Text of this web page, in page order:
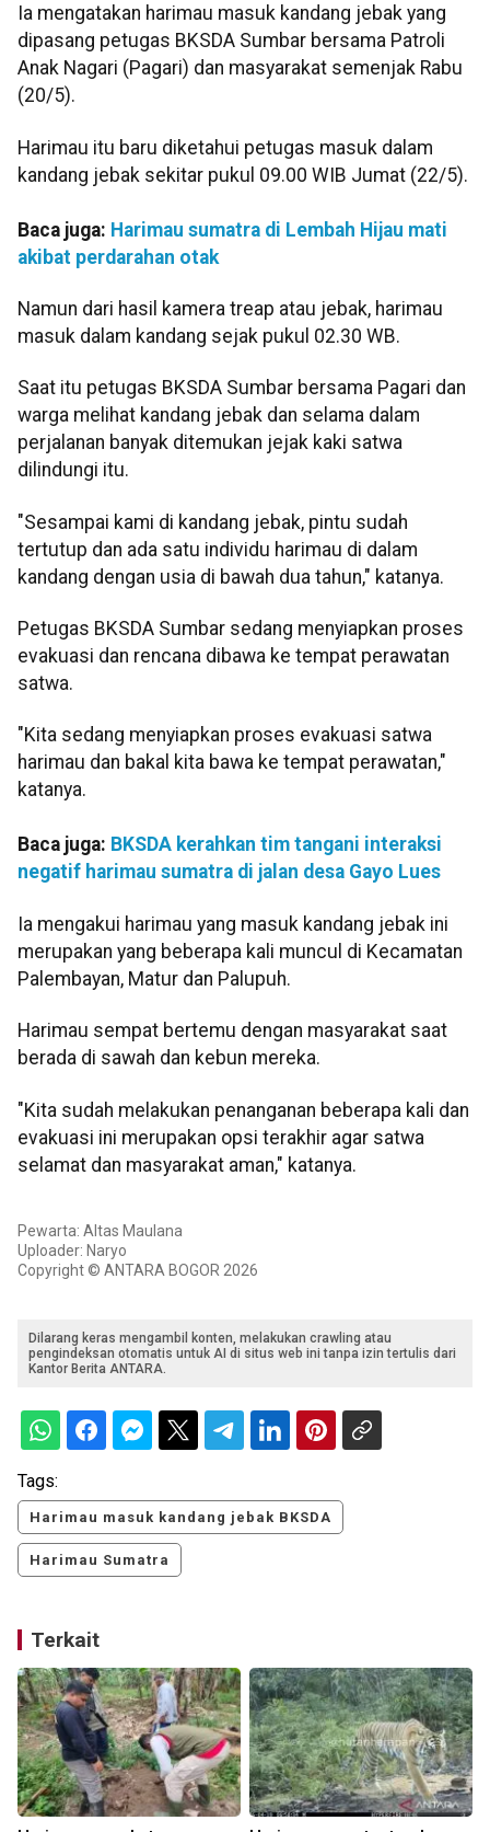
Ia mengatakan harimau masuk kandang jebak yang
dipasang petugas BKSDA Sumbar bersama Patroli
Anak Nagari (Pagari) dan masyarakat semenjak Rabu
(20/5).
Harimau itu baru diketahui petugas masuk dalam
kandang jebak sekitar pukul 09.00 WIB Jumat (22/5).
Baca juga: Harimau sumatra di Lembah Hijau mati
akibat perdarahan otak
Namun dari hasil kamera treap atau jebak, harimau
masuk dalam kandang sejak pukul 02.30 WB.
Saat itu petugas BKSDA Sumbar bersama Pagari dan
warga melihat kandang jebak dan selama dalam
perjalanan banyak ditemukan jejak kaki satwa
dilindungi itu.
"Sesampai kami di kandang jebak, pintu sudah
tertutup dan ada satu individu harimau di dalam
kandang dengan usia di bawah dua tahun," katanya.
Petugas BKSDA Sumbar sedang menyiapkan proses
evakuasi dan rencana dibawa ke tempat perawatan
satwa.
"Kita sedang menyiapkan proses evakuasi satwa
harimau dan bakal kita bawa ke tempat perawatan,"
katanya.
Baca juga: BKSDA kerahkan tim tangani interaksi
negatif harimau sumatra di jalan desa Gayo Lues
Ia mengakui harimau yang masuk kandang jebak ini
merupakan yang beberapa kali muncul di Kecamatan
Palembayan, Matur dan Palupuh.
Harimau sempat bertemu dengan masyarakat saat
berada di sawah dan kebun mereka.
"Kita sudah melakukan penanganan beberapa kali dan
evakuasi ini merupakan opsi terakhir agar satwa
selamat dan masyarakat aman," katanya.
Pewarta: Altas Maulana
Uploader: Naryo
Copyright © ANTARA BOGOR 2026
Dilarang keras mengambil konten, melakukan crawling atau
pengindeksan otomatis untuk AI di situs web ini tanpa izin tertulis dari
Kantor Berita ANTARA.
Tags:
Harimau masuk kandang jebak BKSDA
Harimau Sumatra
Terkait